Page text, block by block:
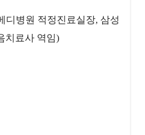
디병원 적정진료실장, 삼성
치료사 역임)